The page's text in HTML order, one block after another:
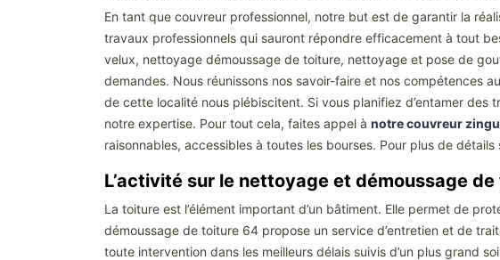
En tant que couvreur professionnel, notre but est de garantir la
travaux professionnels qui sauront répondre efficacement à tout
velux, nettoyage démoussage de toiture, nettoyage et pose de
demandes. Nous réunissons nos savoir-faire et nos compétences
de cette localité nous plébiscitent. Si vous planifiez d’entamer
notre expertise. Pour tout cela, faites appel à notre couvreur
raisonnables, accessibles à toutes les bourses. Pour plus de
L’activité sur le nettoyage et démoussage
La toiture est l’élément important d’un bâtiment. Elle permet de
démoussage de toiture 64 propose un service d’entretien et de
toute intervention dans les meilleurs délais suivis d’un plus grand